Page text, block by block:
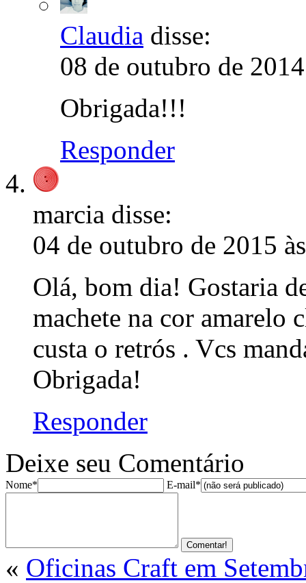
Claudia disse:
08 de outubro de
Obrigada!!!
Responder
marcia disse:
04 de outubro de 2015
Olá, bom dia! Gostaria
machete na cor amarelo
custa o retrós . Vcs
Obrigada!
Responder
Deixe seu Comentário
Nome* E-mail*
« Oficinas Craft em